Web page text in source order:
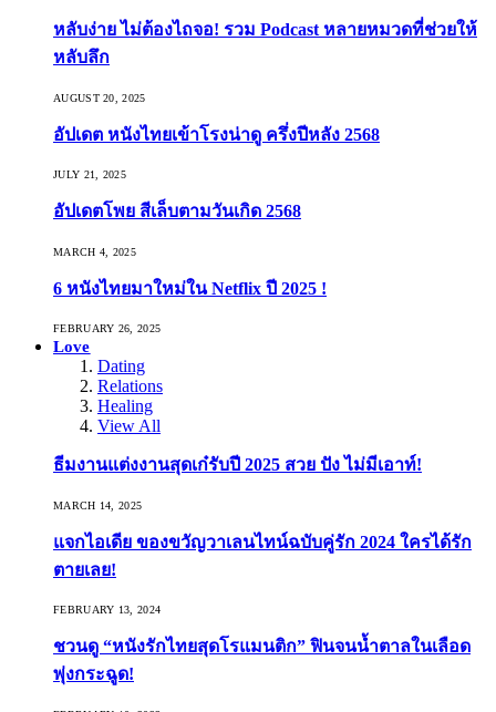
หลับง่าย ไม่ต้องไถจอ! รวม Podcast หลายหมวดที่ช่วยให้
หลับลึก
AUGUST 20, 2025
อัปเดต หนังไทยเข้าโรงน่าดู ครึ่งปีหลัง 2568
JULY 21, 2025
อัปเดตโพย สีเล็บตามวันเกิด 2568
MARCH 4, 2025
6 หนังไทยมาใหม่ใน Netflix ปี 2025 !
FEBRUARY 26, 2025
Love
Dating
Relations
Healing
View All
ธีมงานแต่งงานสุดเก๋รับปี 2025 สวย ปัง ไม่มีเอาท์!
MARCH 14, 2025
แจกไอเดีย ของขวัญวาเลนไทน์ฉบับคู่รัก 2024 ใครได้รัก
ตายเลย!
FEBRUARY 13, 2024
ชวนดู “หนังรักไทยสุดโรแมนติก” ฟินจนน้ำตาลในเลือด
พุ่งกระฉูด!